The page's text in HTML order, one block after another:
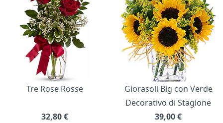
Tre Rose Rosse
32,80€
Giorasoli Big con Verde
Decorativo di Stagione
39,00€